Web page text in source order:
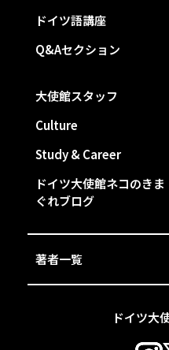
ドイツ大
ドイツ語講座
Q&Aセクション
大使館スタッフ
Culture
Study & Career
ドイツ大使館ネコのきま
ぐれブログ
著者一覧